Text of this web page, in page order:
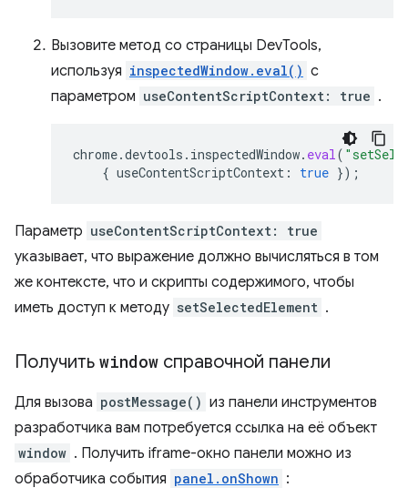
Вызовите метод со страницы DevTools,
используя inspectedWindow.eval() с
параметром useContentScriptContext: true .
chrome.devtools . inspectedWindow. eval(
{ useContentScriptContext : true });
Параметр useContentScriptContext: true
указывает, что выражение должно вычисляться в том
же контексте, что и скрипты содержимого, чтобы
иметь доступ к методу setSelectedElement .
Получить window справочной панели
Для вызова postMessage() из панели инструментов
разработчика вам потребуется ссылка на её объект
window . Получить iframe-окно панели можно из
обработчика события panel.onShown :